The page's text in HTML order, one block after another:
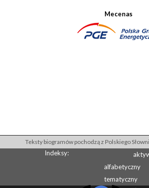
Mecenas
Teksty biogramów pochodzą z Polskiego
Indeksy:
alfabetyczny
tematyczny